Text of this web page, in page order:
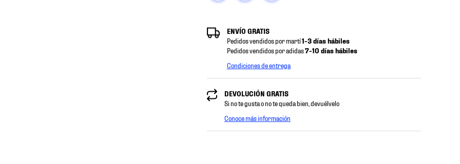
ENVÍO GRATIS
Pedidos vendidos por martí1-3 días hábiles
Pedidos vendidos por adidas7-10 días hábiles
Condiciones de entrega
DEVOLUCIÓN GRATIS
Si no te gusta o no te queda bien, devuélvelo
Conoce más información